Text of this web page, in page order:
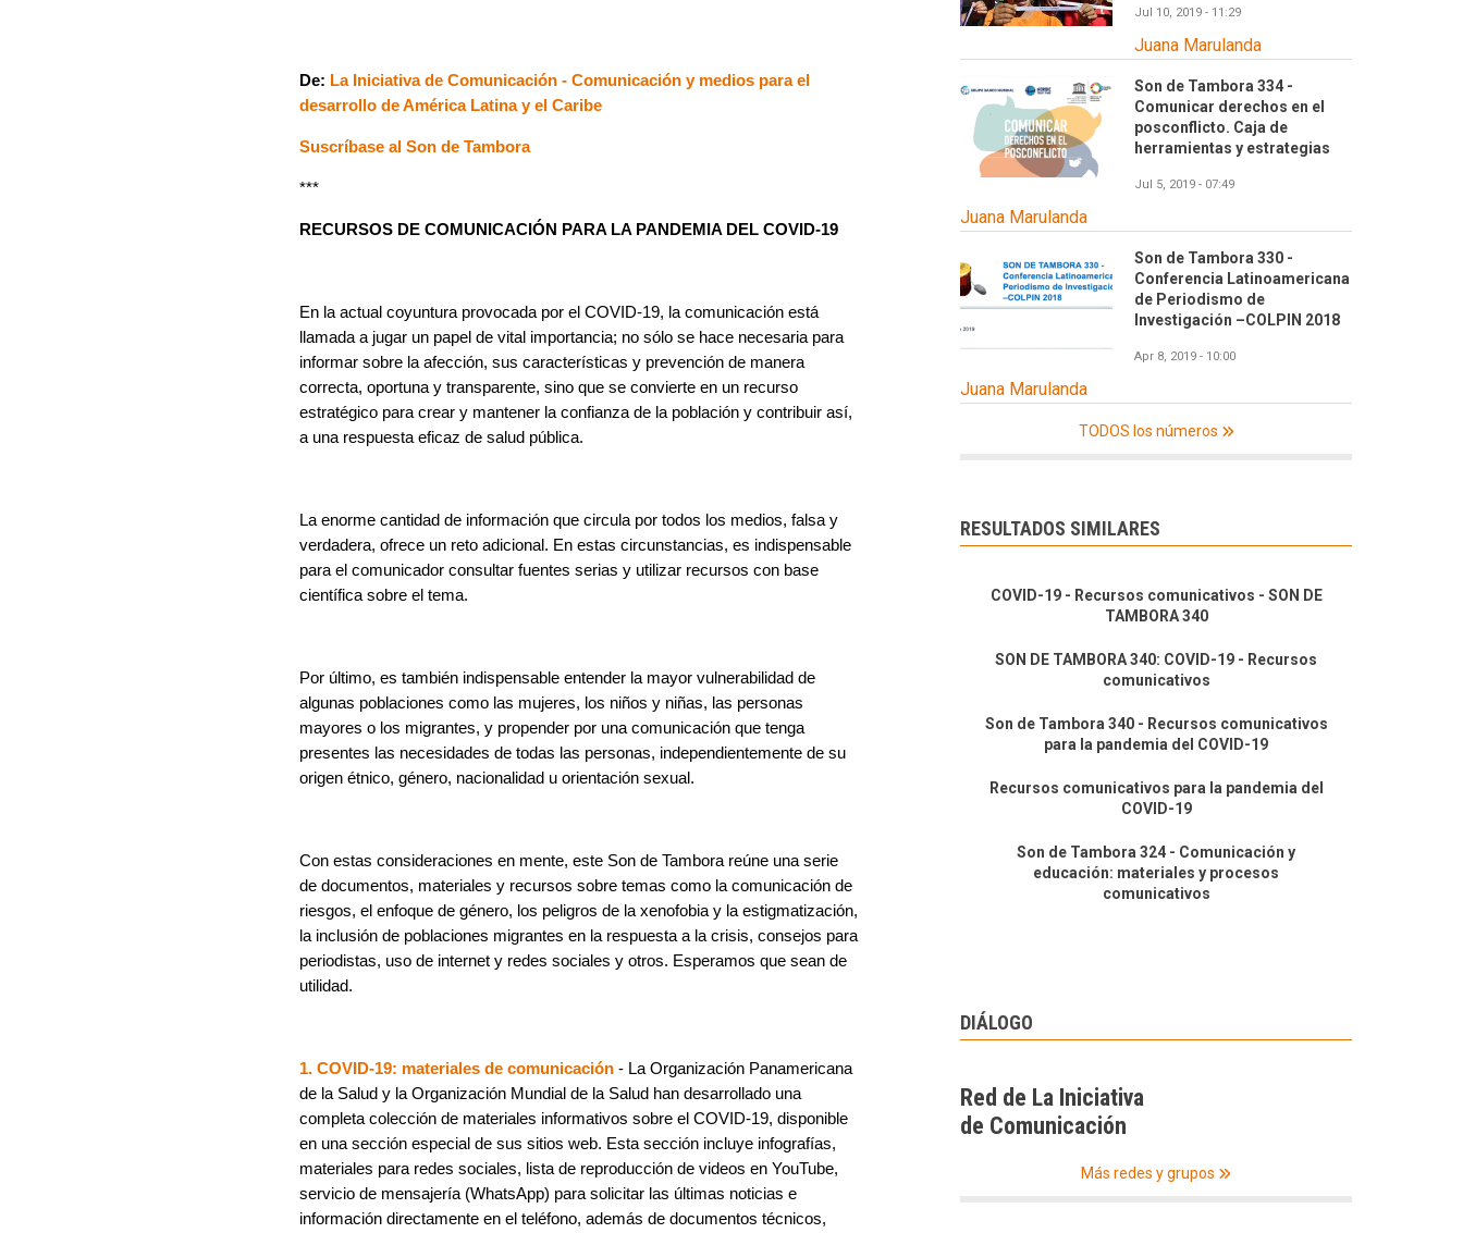
De: La Iniciativa de Comunicación - Comunicación y medios para el
desarrollo de América Latina y el Caribe
Suscríbase al Son de Tambora
***
RECURSOS DE COMUNICACIÓN PARA LA PANDEMIA DEL COVID-19
En la actual coyuntura provocada por el COVID-19, la comunicación está
llamada a jugar un papel de vital importancia; no sólo se hace necesaria para
informar sobre la afección, sus características y prevención de manera
correcta, oportuna y transparente, sino que se convierte en un recurso
estratégico para crear y mantener la confianza de la población y contribuir así,
a una respuesta eficaz de salud pública.
La enorme cantidad de información que circula por todos los medios, falsa y
verdadera, ofrece un reto adicional. En estas circunstancias, es indispensable
para el comunicador consultar fuentes serias y utilizar recursos con base
científica sobre el tema.
Por último, es también indispensable entender la mayor vulnerabilidad de
algunas poblaciones como las mujeres, los niños y niñas, las personas
mayores o los migrantes, y propender por una comunicación que tenga
presentes las necesidades de todas las personas, independientemente de su
origen étnico, género, nacionalidad u orientación sexual.
Con estas consideraciones en mente, este Son de Tambora reúne una serie
de documentos, materiales y recursos sobre temas como la comunicación de
riesgos, el enfoque de género, los peligros de la xenofobia y la estigmatización,
la inclusión de poblaciones migrantes en la respuesta a la crisis, consejos para
periodistas, uso de internet y redes sociales y otros. Esperamos que sean de
utilidad.
1. COVID-19: materiales de comunicación - La Organización Panamericana
de la Salud y la Organización Mundial de la Salud han desarrollado una
completa colección de materiales informativos sobre el COVID-19, disponible
en una sección especial de sus sitios web. Esta sección incluye infografías,
materiales para redes sociales, lista de reproducción de videos en YouTube,
servicio de mensajería (WhatsApp) para solicitar las últimas noticias e
información directamente en el teléfono, además de documentos técnicos,
Jul 10, 2019 - 11:29
Juana Marulanda
Son de Tambora 334 -
Comunicar derechos en el
posconflicto. Caja de
herramientas y estrategias
Jul 5, 2019 - 07:49
Juana Marulanda
Son de Tambora 330 -
Conferencia Latinoamericana
de Periodismo de
Investigación –COLPIN 2018
Apr 8, 2019 - 10:00
Juana Marulanda
TODOS los números
RESULTADOS SIMILARES
COVID-19 - Recursos comunicativos - SON DE
TAMBORA 340
SON DE TAMBORA 340: COVID-19 - Recursos
comunicativos
Son de Tambora 340 - Recursos comunicativos
para la pandemia del COVID-19
Recursos comunicativos para la pandemia del
COVID-19
Son de Tambora 324 - Comunicación y
educación: materiales y procesos
comunicativos
DIÁLOGO
Red de La Iniciativa
de Comunicación
Más redes y grupos